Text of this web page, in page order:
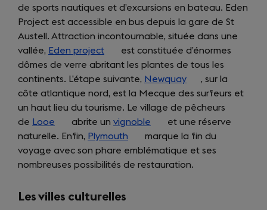
tab)
new
tab)
de sports nautiques et d’excursions en bateau. Eden
Project est accessible en bus depuis la gare de St
Austell. Attraction incontournable, située dans une
vallée, Eden project (opens
in
a
new
tab)
est constituée d’énormes
dômes de verre abritant les plantes de tous les
continents. L’étape suivante, Newquay (opens
in
a
new
tab)
, sur la
côte atlantique nord, est la Mecque des surfeurs et
un haut lieu du tourisme. Le village de pêcheurs
de Looe (opens
in
a
new
abrite un vignoble (opens
in
a
new
et une réserve
naturelle. Enfin, Plymouth (opens
in
a
marque la fin du
voyage avec son phare emblématique et ses
nombreuses possibilités de restauration.
Les villes culturelles